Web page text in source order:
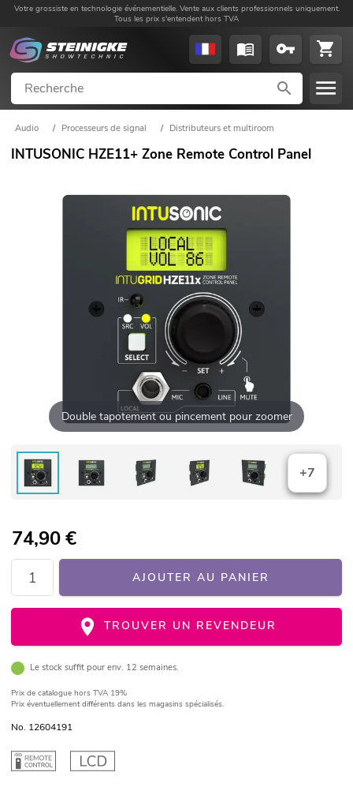
Votre grossiste en technologie événementielle. Vente aux clients professionnels uniquement.
Tous les prix s'entendent hors TVA
Audio / Processeurs de signal / Distributeurs et multiroom
INTUSONIC HZE11+ Zone Remote Control Panel
Double tapotement ou pincement pour zoomer
+7
74,90€
AJOUTER AU PANIER
TROUVER UN REVENDEUR
Le stock suffit pour env. 12 semaines.
Prix de catalogue hors TVA 19%
Prix éventuellement différents dans les magasins spécialisés.
No. 12604191